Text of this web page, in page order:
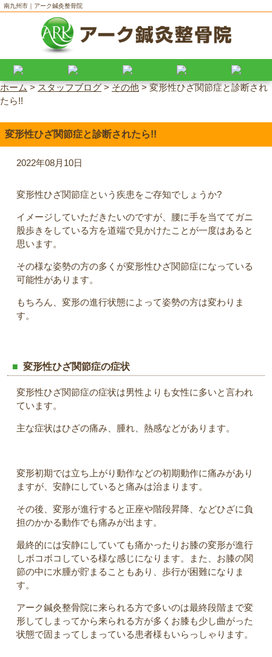
南九州市｜アーク鍼灸整骨院
ホーム>スタッフブログ>その他>変形性ひざ関節症と診断され
たら!!
変形性ひざ関節症と診断されたら!!
2022年08月10日
変形性ひざ関節症という疾患をご存知でしょうか?
イメージしていただきたいのですが、腰に手を当ててガニ
股歩きをしている方を道端で見かけたことが一度はあると
思います。
その様な姿勢の方の多くが変形性ひざ関節症になっている
可能性があります。
もちろん、変形の進行状態によって姿勢の方は変わりま
す。
変形性ひざ関節症の症状
変形性ひざ関節症の症状は男性よりも女性に多いと言われ
ています。
主な症状はひざの痛み、腫れ、熱感などがあります。
変形初期では立ち上がり動作などの初期動作に痛みがあり
ますが、安静にしていると痛みは治まります。
その後、変形が進行すると正座や階段昇降、などひざに負
担のかかる動作でも痛みが出ます。
最終的には安静にしていても痛かったりお膝の変形が進行
しボコボコしている様な感じになります。また、お膝の関
節の中に水腫が貯まることもあり、歩行が困難になりま
す。
アーク鍼灸整骨院に来られる方で多いのは最終段階まで変
形してしまってから来られる方が多くお膝も少し曲がった
状態で固まってしまっている患者様もいらっしゃります。